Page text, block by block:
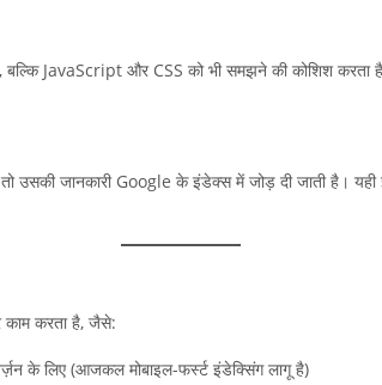
JavaScript और CSS को भी समझने की कोशिश
उसकी जानकारी Google के इंडेक्स में जोड़ दी जाती है। यही
करता है, जैसे:
के लिए (आजकल मोबाइल-फर्स्ट इंडेक्सिंग लागू है)